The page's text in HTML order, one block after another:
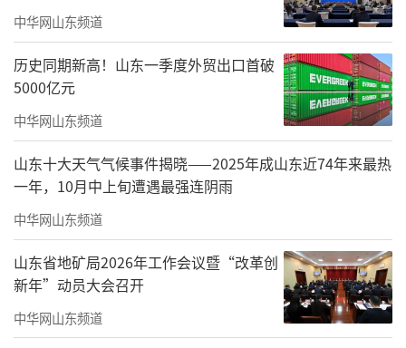
中华网山东频道
历史同期新高！山东一季度外贸出口首破
5000亿元
中华网山东频道
山东十大天气气候事件揭晓——2025年成山东近74年来最热
一年，10月中上旬遭遇最强连阴雨
中华网山东频道
山东省地矿局2026年工作会议暨“改革创
新年”动员大会召开
中华网山东频道